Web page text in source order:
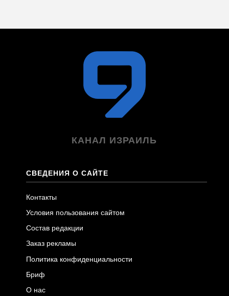
КАНАЛ ИЗРАИЛЬ
СВЕДЕНИЯ О САЙТЕ
Контакты
Условия пользования сайтом
Состав редакции
Заказ рекламы
Политика конфиденциальности
Бриф
О нас